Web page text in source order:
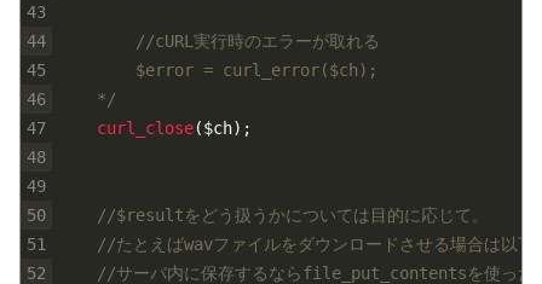
43
44
45
46
47
48
49
50
51
52
		//cURL実行時のエラーが取れる
		$error = curl_error($ch);
	*/
curl_close($ch) ;
//$resultをどう扱うかについては目的に応じて。
//たとえばwavファイルをダウンロードさせる場合は以下
//サーバ内に保存するならfile_put_contentsを使った